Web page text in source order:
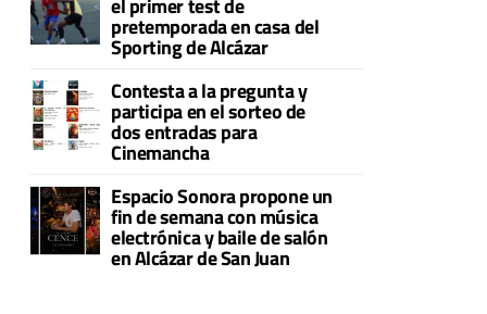
pretemporada en casa del
Sporting de Alcázar
Contesta a la pregunta y
participa en el sorteo de
dos entradas para
Cinemancha
Espacio Sonora propone un
fin de semana con música
electrónica y baile de salón
en Alcázar de San Juan